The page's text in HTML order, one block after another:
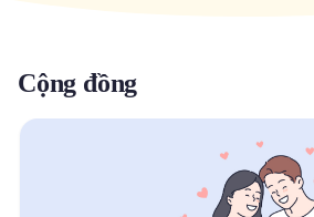
Cộng đồng